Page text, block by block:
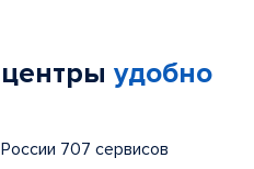
удобно
707 сервисов